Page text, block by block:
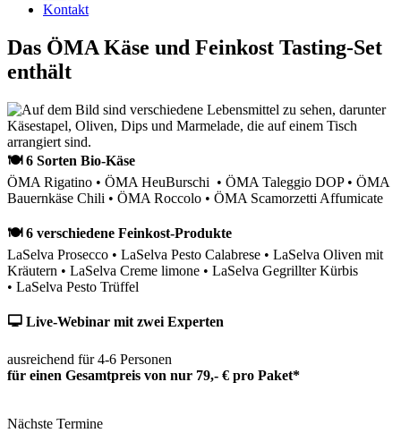
Kontakt
Das ÖMA Käse und Feinkost Tasting-Set
enthält
🍽 6 Sorten Bio-Käse
ÖMA Rigatino • ÖMA HeuBurschi • ÖMA Taleggio DOP • ÖMA
Bauernkäse Chili • ÖMA Roccolo • ÖMA Scamorzetti Affumicate
🍽 6 verschiedene Feinkost-Produkte
LaSelva Prosecco • LaSelva Pesto Calabrese • LaSelva Oliven mit
Kräutern • LaSelva Creme limone • LaSelva Gegrillter Kürbis
• LaSelva Pesto Trüffel
🖵 Live-Webinar mit zwei Experten
ausreichend für 4-6 Personen
für einen Gesamtpreis von nur 79,- € pro Paket*
Nächste Termine